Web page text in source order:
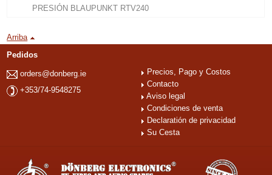
PRESIÓN BLAUPUNKT RTV240
Arriba
Pedidos
orders@donberg.ie
+353/74-9548275
Precios, Pago y Costos
Contacto
Aviso legal
Condiciones de venta
Declaratión de privacidad
Su Cesta